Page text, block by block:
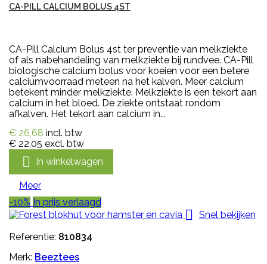
CA-PILL CALCIUM BOLUS 4ST
CA-Pill Calcium Bolus 4st ter preventie van melkziekte
of als nabehandeling van melkziekte bij rundvee. CA-Pill
biologische calcium bolus voor koeien voor een betere
calciumvoorraad meteen na het kalven. Meer calcium
betekent minder melkziekte. Melkziekte is een tekort aan
calcium in het bloed. De ziekte ontstaat rondom
afkalven. Het tekort aan calcium in...
€ 26,68 incl. btw
€ 22,05 excl. btw
 In winkelwagen
Meer
-10% In prijs verlaagd

Snel bekijken
Referentie: 810834
Merk: Beeztees